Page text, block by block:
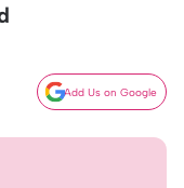
Add Us on Google